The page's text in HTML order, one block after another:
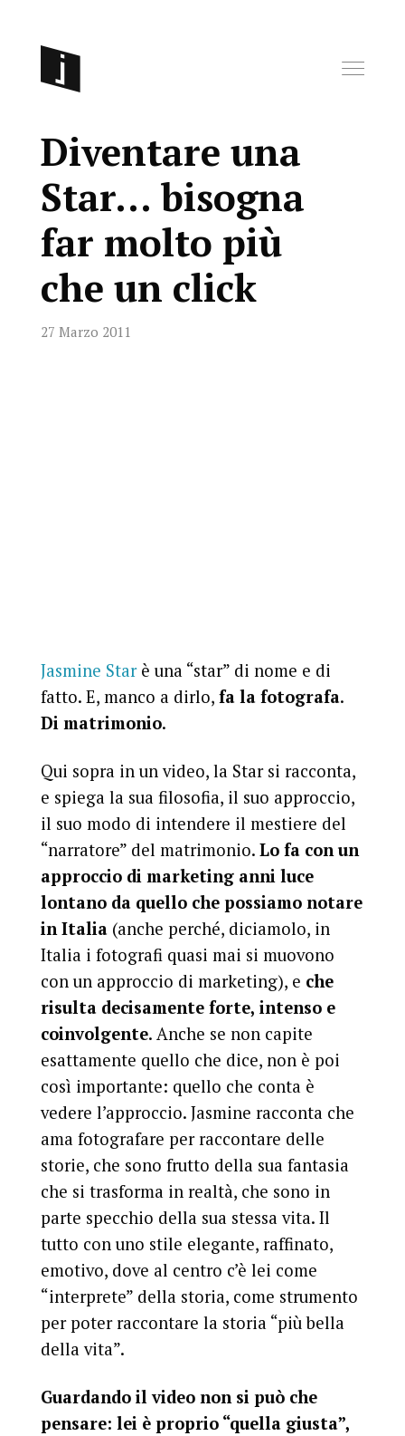
Diventare una
Star… bisogna
far molto più
che un click
27 Marzo 2011
Jasmine Starè una “star” di nome e di
fatto. E, manco a dirlo, fa la fotografa.
Di matrimonio.
Qui sopra in un video, la Star si racconta,
e spiega la sua filosofia, il suo approccio,
il suo modo di intendere il mestiere del
“narratore” del matrimonio. Lo fa con un
approccio di marketing anni luce
lontano da quello che possiamo notare
in Italia(anche perché, diciamolo, in
Italia i fotografi quasi mai si muovono
con un approccio di marketing), e che
risulta decisamente forte, intenso e
coinvolgente. Anche se non capite
esattamente quello che dice, non è poi
così importante: quello che conta è
vedere l’approccio. Jasmine racconta che
ama fotografare per raccontare delle
storie, che sono frutto della sua fantasia
che si trasforma in realtà, che sono in
parte specchio della sua stessa vita. Il
tutto con uno stile elegante, raffinato,
emotivo, dove al centro c’è lei come
“interprete” della storia, come strumento
per poter raccontare la storia “più bella
della vita”.
Guardando il video non si può che
pensare: lei è proprio “quella giusta”,